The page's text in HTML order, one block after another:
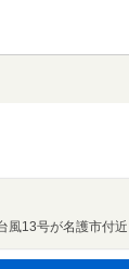
風13号が名護市付